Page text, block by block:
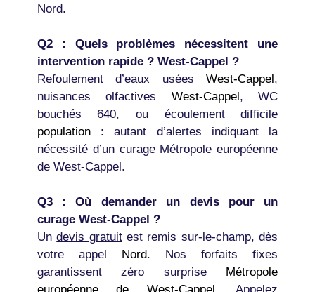
Nord.
Q2 : Quels problèmes nécessitent une
intervention rapide ? West-Cappel ?
Refoulement d’eaux uséesWest-Cappel ,
nuisances olfactives West-Cappel , WC
bouchés 640, ou écoulement difficile
population: autant d’alertes indiquant la
nécessité d’un curage Métropole européenne
de West-Cappel.
Q3 : Où demander un devis pour un
curage West-Cappel ?
Undevis gratuitest remis sur-le-champ, dès
votre appel
Nord. Nos forfaits fixes
garantissent zéro surprise Métropole